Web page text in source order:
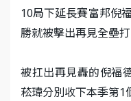
10局下延長賽富邦倪
勝就被擊出再見全壘
被扛出再見轟的倪福
菘瑋分別收下本季第1